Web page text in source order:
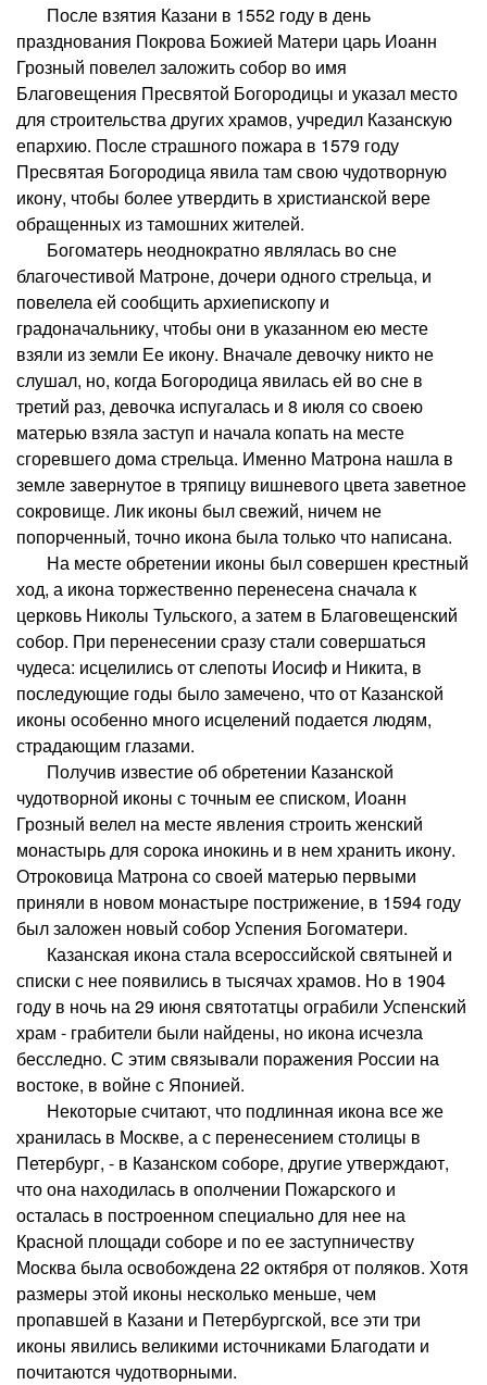
После взятия Казани в 1552 году в день
празднования Покрова Божией Матери царь Иоанн
Грозный повелел заложить собор во имя
Благовещения Пресвятой Богородицы и указал место
для строительства других храмов, учредил Казанскую
епархию. После страшного пожара в 1579 году
Пресвятая Богородица явила там свою чудотворную
икону, чтобы более утвердить в христианской вере
обращенных из тамошних жителей.
Богоматерь неоднократно являлась во сне
благочестивой Матроне, дочери одного стрельца, и
повелела ей сообщить архиепископу и
градоначальнику, чтобы они в указанном ею месте
взяли из земли Ее икону. Вначале девочку никто не
слушал, но, когда Богородица явилась ей во сне в
третий раз, девочка испугалась и 8 июля со своею
матерью взяла заступ и начала копать на месте
сгоревшего дома стрельца. Именно Матрона нашла в
земле завернутое в тряпицу вишневого цвета заветное
сокровище. Лик иконы был свежий, ничем не
попорченный, точно икона была только что написана.
На месте обретении иконы был совершен крестный
ход, а икона торжественно перенесена сначала к
церковь Николы Тульского, а затем в Благовещенский
собор. При перенесении сразу стали совершаться
чудеса: исцелились от слепоты Иосиф и Никита, в
последующие годы было замечено, что от Казанской
иконы особенно много исцелений подается людям,
страдающим глазами.
Получив известие об обретении Казанской
чудотворной иконы с точным ее списком, Иоанн
Грозный велел на месте явления строить женский
монастырь для сорока инокинь и в нем хранить икону.
Отроковица Матрона со своей матерью первыми
приняли в новом монастыре пострижение, в 1594 году
был заложен новый собор Успения Богоматери.
Казанская икона стала всероссийской святыней и
списки с нее появились в тысячах храмов. Но в 1904
году в ночь на 29 июня святотатцы ограбили Успенский
храм - грабители были найдены, но икона исчезла
бесследно. С этим связывали поражения России на
востоке, в войне с Японией.
Некоторые считают, что подлинная икона все же
хранилась в Москве, а с перенесением столицы в
Петербург, - в Казанском соборе, другие утверждают,
что она находилась в ополчении Пожарского и
осталась в построенном специально для нее на
Красной площади соборе и по ее заступничеству
Москва была освобождена 22 октября от поляков. Хотя
размеры этой иконы несколько меньше, чем
пропавшей в Казани и Петербургской, все эти три
иконы явились великими источниками Благодати и
почитаются чудотворными.